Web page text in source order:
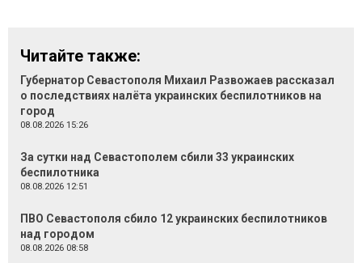
Читайте также:
Губернатор Севастополя Михаил Развожаев рассказал
о последствиях налёта украинских беспилотников на
город
08.08.2026 15:26
За сутки над Севастополем сбили 33 украинских
беспилотника
08.08.2026 12:51
ПВО Севастополя сбило 12 украинских беспилотников
над городом
08.08.2026 08:58